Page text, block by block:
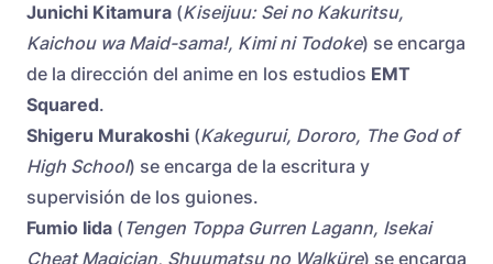
Junichi Kitamura (Kiseijuu: Sei no Kakuritsu,
Kaichou wa Maid-sama!, Kimi ni Todoke) se encarga
de la dirección del anime en los estudios EMT
Squared.
Shigeru Murakoshi (Kakegurui, Dororo, The God of
High School) se encarga de la escritura y
supervisión de los guiones.
Fumio Iida ( Tengen Toppa Gurren Lagann, Isekai
Cheat Magician, Shuumatsu no Walküre) se encarga